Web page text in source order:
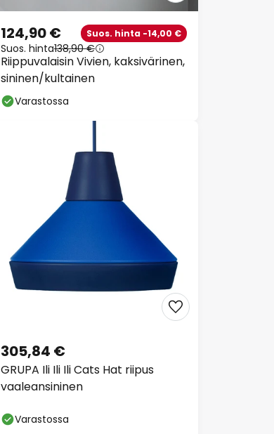
Riippuvalaisin Vivien, kaksivärinen,
sininen/kultainen
124,90 € Suos. hinta -14,00 €
Suos. hinta138,90 €
Varastossa
GRUPA Ili Ili Ili Cats Hat riipus
vaaleansininen
305,84 €
Varastossa